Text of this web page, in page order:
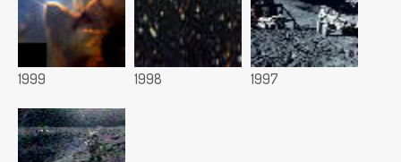
1999 1998 1997